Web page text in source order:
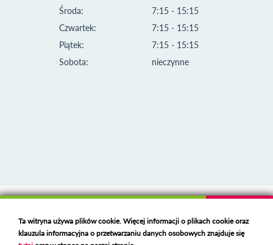
Środa:
Czwartek:
Piątek:
Sobota:
7:15 - 15:15
7:15 - 15:15
7:15 - 15:15
nieczynne
Deklaracja dostępności
Polski serwer RBLhttps://polspam.pl/
Ta witryna używa plików cookie. Więcej informacji o plikach cookie oraz
klauzula informacyjna o przetwarzaniu danych osobowych znajduje się